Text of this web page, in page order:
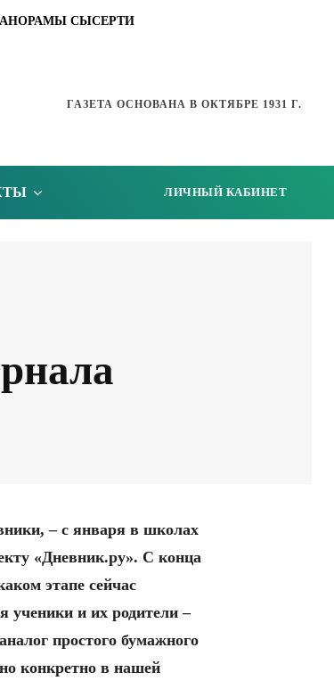
СЫСЕРТИ
ГАЗЕТА ОСНОВАНА В ОКТЯБРЕ 1931 Г.
ЛИЧНЫЙ КАБИНЕТ
– с января в школах
«Дневник.ру». С конца
этапе сейчас
ученики и их родители –
простого бумажного
конкретно в нашей